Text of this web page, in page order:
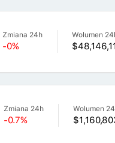
Zmiana 24h
-0%
Wolumen
Zmiana 24h
-0.7%
Wolumen